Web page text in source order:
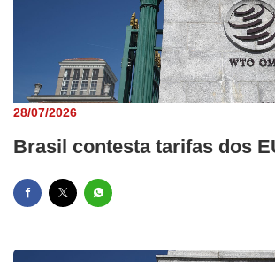
28/07/2026
Brasil contesta tarifas dos